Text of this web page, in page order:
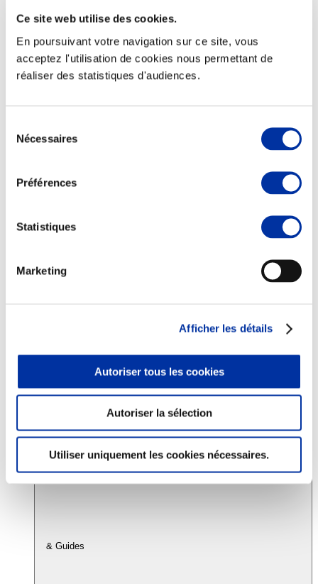
Ce site web utilise des cookies.
En poursuivant votre navigation sur ce site, vous
acceptez l'utilisation de cookies nous permettant de
réaliser des statistiques d'audiences.
Nécessaires
Préférences
Statistiques
Marketing
Afficher les détails
Autoriser tous les cookies
Autoriser la sélection
Utiliser uniquement les cookies nécessaires.
Elevage
Consommation
Sécurité sanitaire
Juste rémunération et attractivité des métiers
Info-veille scientifique
Accords
& Guides